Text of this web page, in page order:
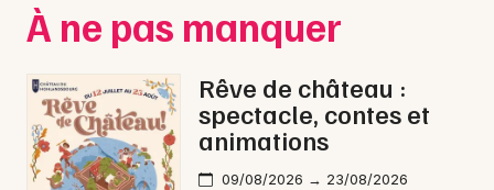
À ne pas manquer
Rêve de château :
spectacle, contes et
animations
09/08/2026 → 23/08/2026